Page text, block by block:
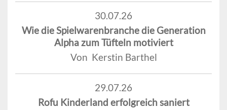
30.07.26
Wie die Spielwarenbranche die Generation
Alpha zum Tüfteln motiviert
Von Kerstin Barthel
29.07.26
Rofu Kinderland erfolgreich saniert